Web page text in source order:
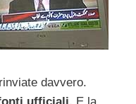
davvero.